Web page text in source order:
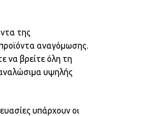
της
αναγόμωσης.
να βρείτε όλη τη
υψηλής
υπάρχουν οι